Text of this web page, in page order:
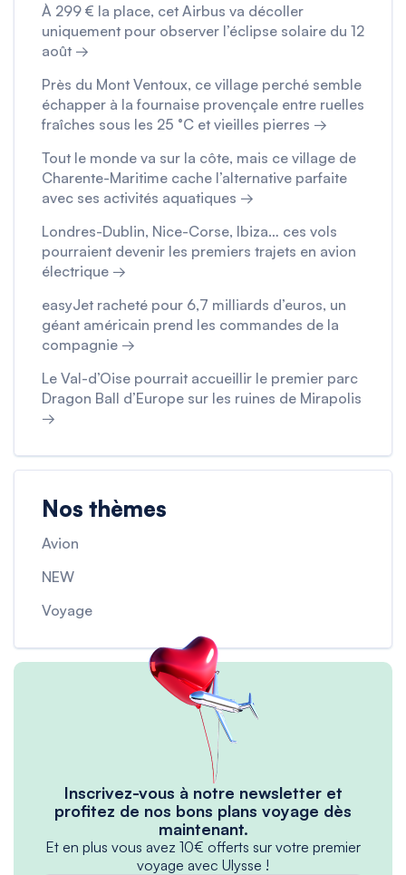
À 299 € la place, cet Airbus va décoller
uniquement pour observer l’éclipse solaire du 12
août →
Près du Mont Ventoux, ce village perché semble
échapper à la fournaise provençale entre ruelles
fraîches sous les 25 °C et vieilles pierres →
Tout le monde va sur la côte, mais ce village de
Charente-Maritime cache l’alternative parfaite
avec ses activités aquatiques →
Londres-Dublin, Nice-Corse, Ibiza… ces vols
pourraient devenir les premiers trajets en avion
électrique →
easyJet racheté pour 6,7 milliards d’euros, un
géant américain prend les commandes de la
compagnie →
Le Val-d’Oise pourrait accueillir le premier parc
Dragon Ball d’Europe sur les ruines de Mirapolis
→
Nos thèmes
Avion
NEW
Voyage
Inscrivez-vous à notre newsletter et
profitez de nos bons plans voyage dès
maintenant.
Et en plus vous avez 10€ offerts sur votre premier
voyage avec Ulysse !